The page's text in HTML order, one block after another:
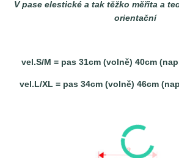
V pase elestické a tak těžko měřita a
orientační
vel.S/M = pas 31cm (volně) 40cm
vel.L/XL = pas 34cm (volně) 46cm